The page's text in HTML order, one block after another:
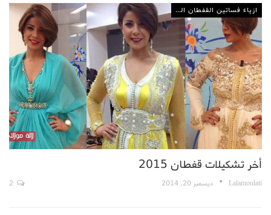
ازياء فساتين القفطان المغربي
أخر تشكيلات قفطان 2015
Lalamoulati ديسمبر 20, 2014